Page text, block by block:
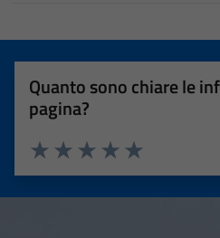
Quanto sono chiare le
pagina?
Valuta 5 stelle
Valuta 4 stelle su 5
Valuta 3 stelle su 5
Valuta 2 stelle su 5
Valuta 1 stelle su 5